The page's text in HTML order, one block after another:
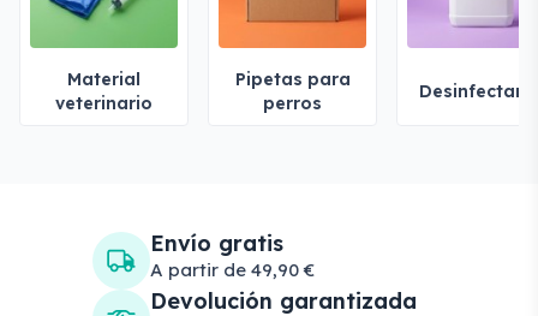
Material
veterinario
Pipetas para
perros
Envío gratis
A partir de 49,90 €
Devolución garantizada